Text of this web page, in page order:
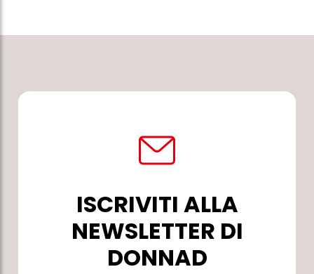
ISCRIVITI ALLA
NEWSLETTER DI
DONNAD